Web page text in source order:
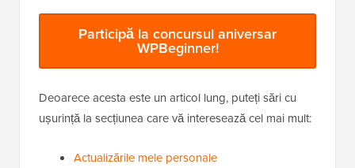
Participă la concursul aniversar
WPBeginner!
Deoarece acesta este un articol lung, puteți sări cu
ușurință la secțiunea care vă interesează cel mai mult:
Actualizările mele personale